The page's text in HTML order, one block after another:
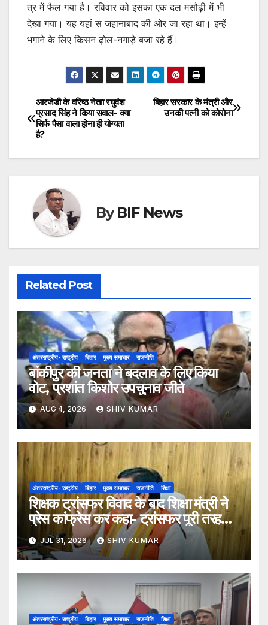
त्र में फैल गया है। रविवार को इसका एक दल मसौढ़ी में भी
देखा गया। यह यहां स जहानाबाद की ओर जा रहा था। इन्हें
भगाने के लिए किसन ढ़ोल-नगाड़े बजा रहे हैं।
Post
navigation
बिहार सरकार के मंत्री और
उनकी पत्नी को कोरोना
आरजेडी के वरिष्ठ नेताा रघुवंश
प्रसाद सिंह ने किया सवाल- क्या
सिर्फ पैसा वाला होना ही योग्यता
है?
ByBIF News
Related Post
अंतरराष्ट्रीय- राष्ट्रीय बिहार मुख्य समाचार राजनीति
बांकीपुर की जनता ने बदलाव के लिए किया
वोट, प्रशांत किशोर उपचुनाव जीते
AUG 4, 2026 SHIV KUMAR
अंतरराष्ट्रीय- राष्ट्रीय बिहार मुख्य समाचार राजनीति शिक्षा
शिक्षक ट्रांसफर विवाद के बाद शिक्षा मंत्री ने
प्रेस कांफ्रेस कर कहा- ट्रांसफर पूरी तरह
ऐच्छिक
JUL 31, 2026 SHIV KUMAR
अंतरराष्ट्रीय- राष्ट्रीय बिहार मुख्य समाचार राजनीति शिक्षा